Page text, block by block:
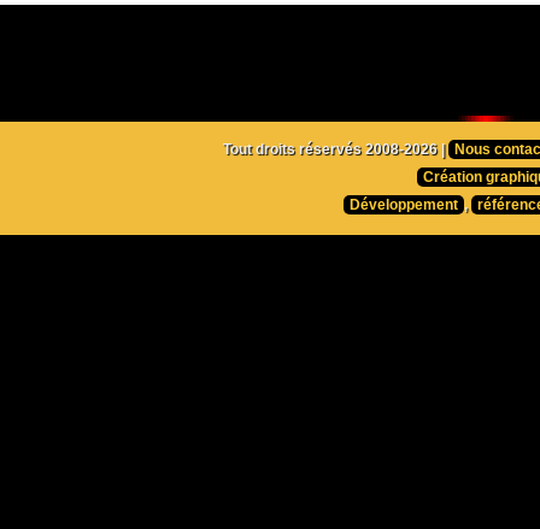
Tout droits réservés 2008-2026 | Nous
Création
Développement ,